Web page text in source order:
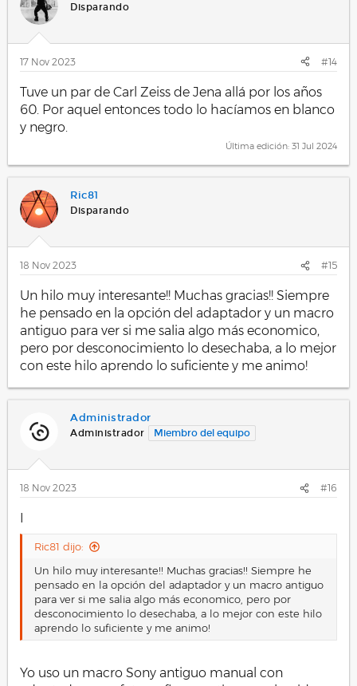
Disparando
17 Nov 2023 #14
Tuve un par de Carl Zeiss de Jena allá por los años
60. Por aquel entonces todo lo hacíamos en blanco
y negro.
Última edición: 31 Jul 2024
Ric81
Disparando
18 Nov 2023 #15
Un hilo muy interesante!! Muchas gracias!! Siempre
he pensado en la opción del adaptador y un macro
antiguo para ver si me salia algo más economico,
pero por desconocimiento lo desechaba, a lo mejor
con este hilo aprendo lo suficiente y me animo!
Administrador
Administrador Miembro del equipo
18 Nov 2023 #16
I
Ric81 dijo:
Un hilo muy interesante!! Muchas gracias!! Siempre he
pensado en la opción del adaptador y un macro antiguo
para ver si me salia algo más economico, pero por
desconocimiento lo desechaba, a lo mejor con este hilo
aprendo lo suficiente y me animo!
Yo uso un macro Sony antiguo manual con